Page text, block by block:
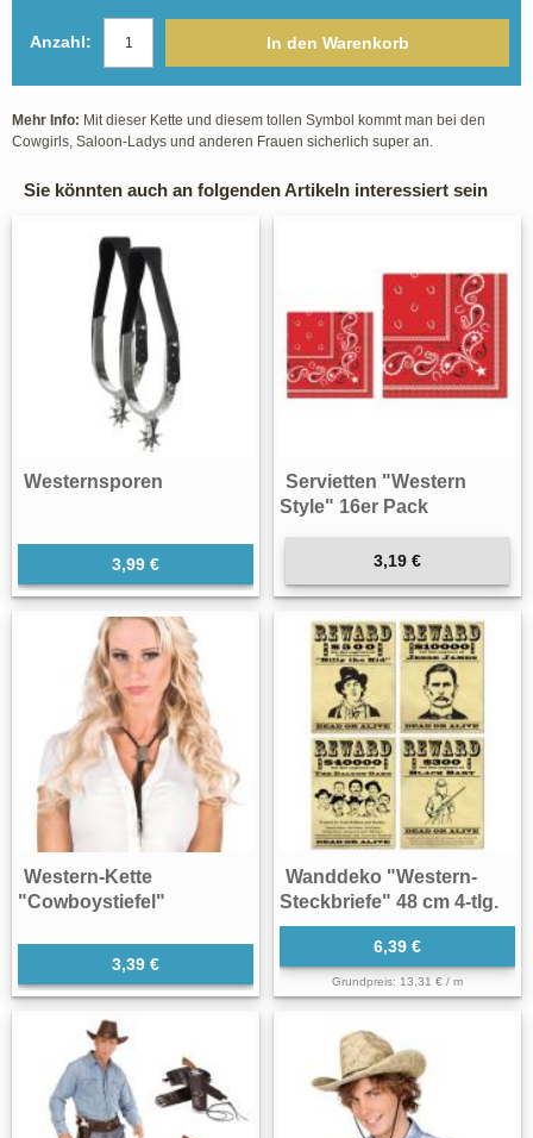
Anzahl: In den Warenkorb
Mehr Info: Mit dieser Kette und diesem tollen Symbol kommt man bei den
Cowgirls, Saloon-Ladys und anderen Frauen sicherlich super an.
Sie könnten auch an folgenden Artikeln interessiert sein
Westernsporen
3,99 €
Servietten "Western
Style" 16er Pack
3,19 €
Western-Kette
"Cowboystiefel"
3,39 €
Wanddeko "Western-
Steckbriefe" 48 cm 4-tlg.
6,39 €
Grundpreis: 13,31 € / m